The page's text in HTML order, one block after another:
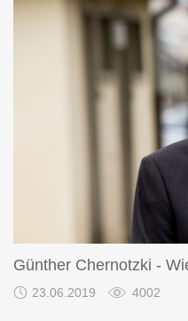
Günther Chernotzki -
23.06.2019 4002